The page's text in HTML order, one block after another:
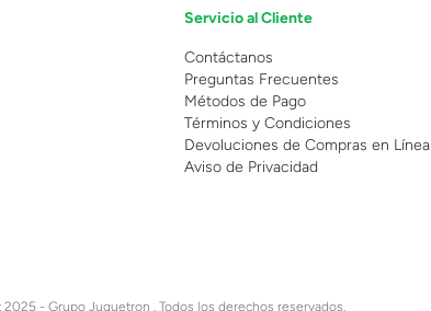
Servicio al Cliente
Contáctanos
Preguntas Frecuentes
Métodos de Pago
Términos y Condiciones
Devoluciones de Compras en Línea
Aviso de Privacidad
- Grupo Juguetron . Todos los derechos reservados.